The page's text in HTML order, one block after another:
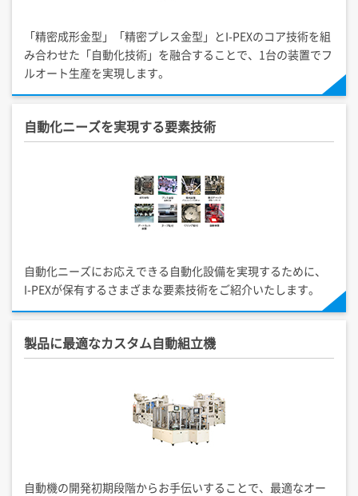
「精密成形金型」「精密プレス金型」とI-PEXのコア技術を組
み合わせた「自動化技術」を融合することで、1台の装置でフ
ルオート生産を実現します。
自動化ニーズを実現する要素技術
自動化ニーズにお応えできる自動化設備を実現するために、
I-PEXが保有するさまざまな要素技術をご紹介いたします。
製品に最適なカスタム自動組立機
自動機の開発初期段階からお手伝いすることで、最適なオー